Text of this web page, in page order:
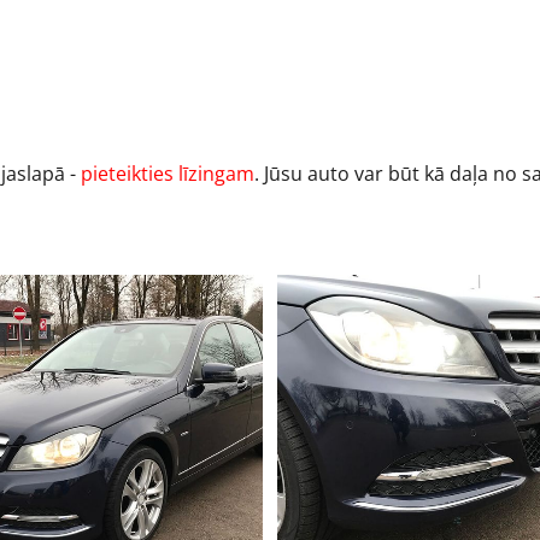
- pieteikties līzingam. Jūsu auto var būt kā daļa no